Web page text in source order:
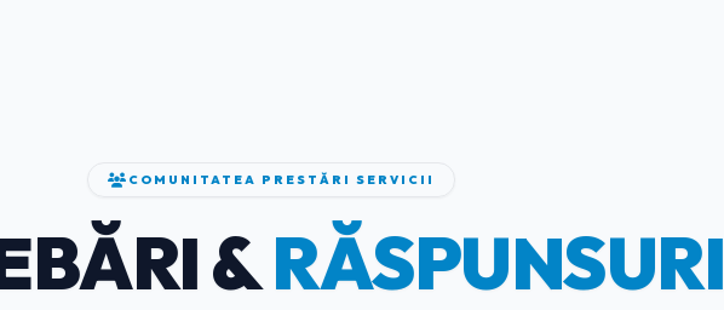
COMUNITATEA PRESTĂRI SERVICII
&RĂSPUNSURI